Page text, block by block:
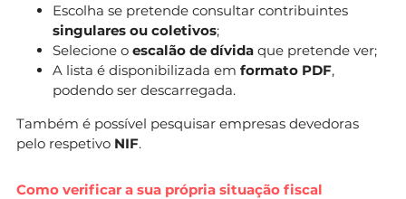
Escolha se pretende consultar contribuintes
singulares ou coletivos;
Selecione o escalão de dívida que pretende ver;
A lista é disponibilizada em formato PDF,
podendo ser descarregada.
Também é possível pesquisar empresas devedoras
pelo respetivo NIF.
Como verificar a sua própria situação fiscal